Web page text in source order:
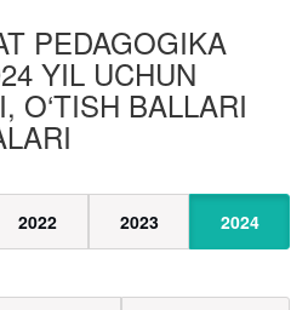
PEDAGOGIKA
YIL UCHUN
O‘TISH BALLARI
2022 2023 2024